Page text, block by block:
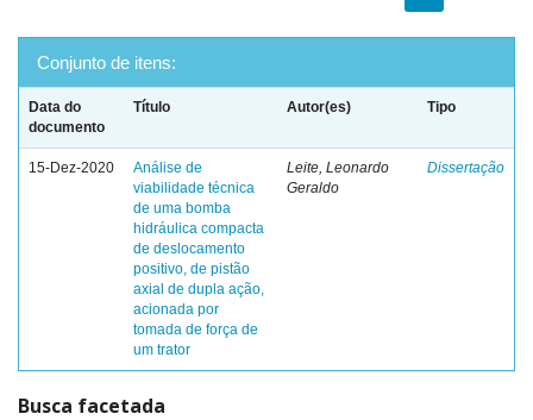
Conjunto de itens:
Data do
documento
Título Autor(es) Tipo
15-Dez-2020
Análise de
viabilidade técnica
de uma bomba
hidráulica compacta
de deslocamento
positivo, de pistão
axial de dupla ação,
acionada por
tomada de força de
um trator
Leite, Leonardo
Geraldo
Dissertação
Busca facetada